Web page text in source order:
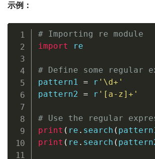
示例：
# Importing re module
import re
# Define some regular
pattern1 = r '\d+'
pattern2 = r '[a-z]+'
# Use the regular
print ( re . search (
print ( re . search (